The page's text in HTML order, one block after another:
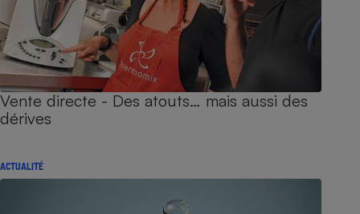
Vente directe - Des atouts… mais aussi des
dérives
ACTUALITÉ